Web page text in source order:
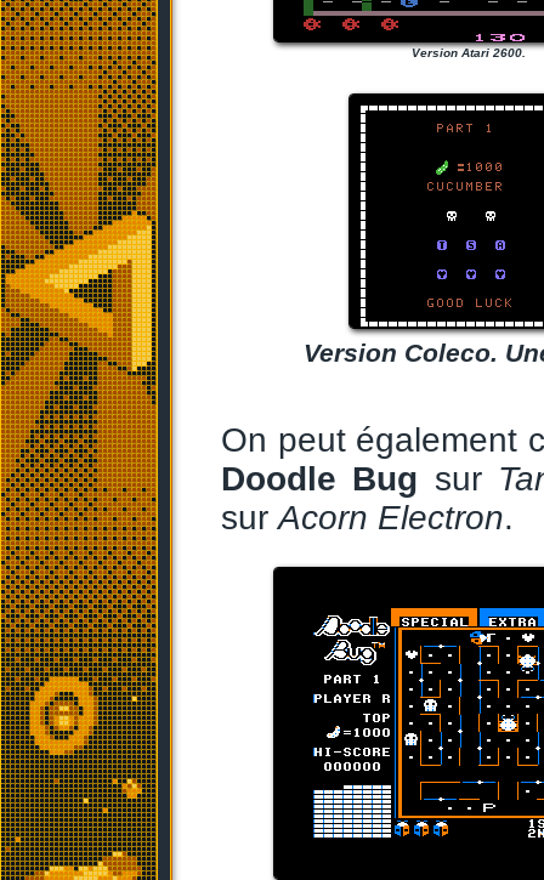
Version Atari 2600.
Version Coleco.
On peut également
Doodle Bug sur
surAcorn Electron.